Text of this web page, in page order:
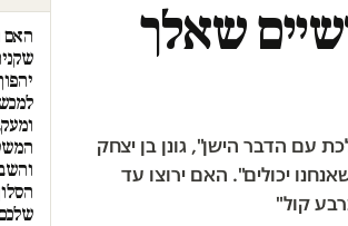
שאלך
עם הדבר הישן", גונן בן יצחק
יכולים". האם ירוצו עד
קול"
האם